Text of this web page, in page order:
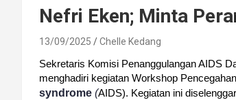
Nefri Eken; Minta
13/09/2025 Chelle Kedang
Sekretaris Komisi Penanggulangan AIDS
menghadiri kegiatan Workshop
syndrome (AIDS). Kegiatan ini